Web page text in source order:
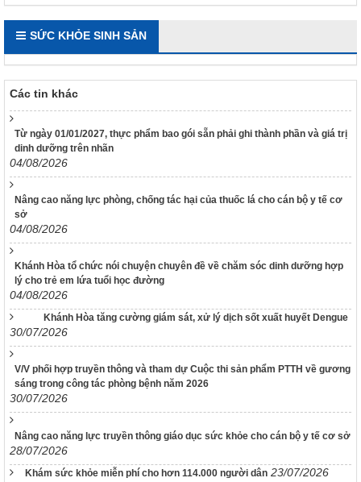
SỨC KHỎE SINH SẢN
Các tin khác
Từ ngày 01/01/2027, thực phẩm bao gói sẵn phải ghi thành phần và giá trị
dinh dưỡng trên nhãn
04/08/2026
Nâng cao năng lực phòng, chống tác hại của thuốc lá cho cán bộ y tế cơ
sở
04/08/2026
Khánh Hòa tổ chức nói chuyện chuyên đề về chăm sóc dinh dưỡng hợp
lý cho trẻ em lứa tuổi học đường
04/08/2026
Khánh Hòa tăng cường giám sát, xử lý dịch sốt xuất huyết Dengue
30/07/2026
V/V phối hợp truyền thông và tham dự Cuộc thi sản phẩm PTTH về gương
sáng trong công tác phòng bệnh năm 2026
30/07/2026
Nâng cao năng lực truyền thông giáo dục sức khỏe cho cán bộ y tế cơ sở
28/07/2026
Khám sức khỏe miễn phí cho hơn 114.000 người dân 23/07/2026
117/2025/QH15
Luật Bảo vệ bí mật nhà nước
63/2026/NĐ-CP
Nghị định Quy định chi tiết một số điều và biện pháp thi hành
Luật bảo vệ bí mật nhà nước
LUẬT XỬ LÝ VI PHẠM HÀNH CHÍNH
190/2025/NĐ-CP
Nghị định Sửa đổi, bổ sung một số điều của Nghị định số
118/2021/NĐ-CP ngày 23 tháng 12 năm 2021 của Chính phủ
68/2025/NĐ-CP ngày 18 tháng 3 năm 2025 của Chính phủ và
Nghị định số 120/2021/NĐ-CP ngày 24 tháng 12 năm 2021
của Chính phủ quy định chế độ áp dụng biện pháp xử lý hành
189/2025/NĐ-CP
Nghị định Quy định chi tiết Luật Xử lý vi phạm hành chính về
thẩm quyền xử phạt vi phạm hành chính